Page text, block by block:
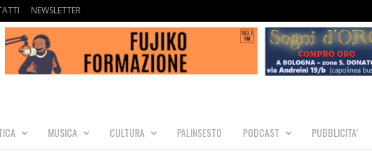
NEWSLETTER
MUSICA CULTURA PALINSESTO PODCAST PUBBLICITA’